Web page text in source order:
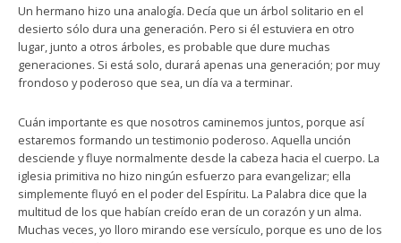
Un hermano hizo una analogía. Decía que un árbol solitario en el
desierto sólo dura una generación. Pero si él estuviera en otro
lugar, junto a otros árboles, es probable que dure muchas
generaciones. Si está solo, durará apenas una generación; por muy
frondoso y poderoso que sea, un día va a terminar.
Cuán importante es que nosotros caminemos juntos, porque así
estaremos formando un testimonio poderoso. Aquella unción
desciende y fluye normalmente desde la cabeza hacia el cuerpo. La
iglesia primitiva no hizo ningún esfuerzo para evangelizar; ella
simplemente fluyó en el poder del Espíritu. La Palabra dice que la
multitud de los que habían creído eran de un corazón y un alma.
Muchas veces, yo lloro mirando ese versículo, porque es uno de los